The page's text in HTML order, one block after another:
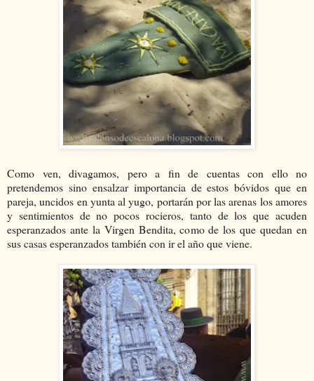
Como ven, divagamos, pero a fin de cuentas con ello no
pretendemos sino ensalzar importancia de estos bóvidos que en
pareja, uncidos en yunta al yugo, portarán por las arenas los amores
y sentimientos de no pocos rocieros, tanto de los que acuden
esperanzados ante la Virgen Bendita, como de los que quedan en
sus casas esperanzados también con ir el año que viene.